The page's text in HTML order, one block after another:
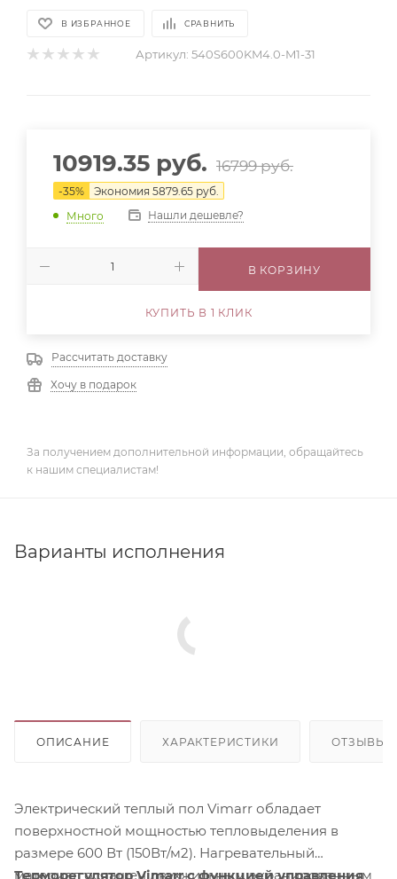
В ИЗБРАННОЕ СРАВНИТЬ
Артикул: 540S600KM4.0-M1-31
10919.35 руб. 16799руб.
-35% Экономия 5879.65 руб.
Много
Нашли дешевле?
В КОРЗИНУ
КУПИТЬ В 1 КЛИК
Рассчитать доставку
Хочу в подарок
За получением дополнительной информации, обращайтесь
к нашим специалистам!
Варианты исполнения
ОПИСАНИЕ ХАРАКТЕРИСТИКИ ОТЗЫВЫ
Электрический теплый пол Vimarr обладает
поверхностной мощностью тепловыделения в
размере 600 Вт (150Вт/м2). Нагревательный
материал оснащен двухжильным экранированным
Терморегулятор Vimarr с функцией управления